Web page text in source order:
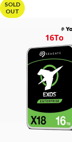
SOLD
OUT